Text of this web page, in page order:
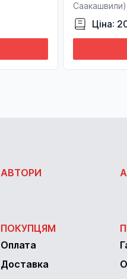
Саакашвили)
Ціна:
АВТОРИ
ПОКУПЦЯМ
Оплата
Доставка